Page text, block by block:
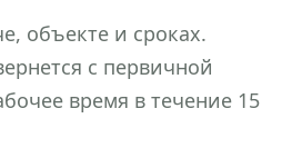
объекте и сроках.
с первичной
время в течение 15